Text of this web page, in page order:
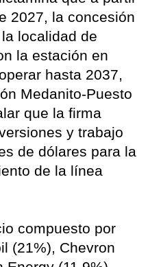
2027, la concesión
localidad de
la estación en
hasta 2037,
Medanito-Puesto
que la firma
y trabajo
de dólares para la
de la línea
compuesto por
(21%), Chevron